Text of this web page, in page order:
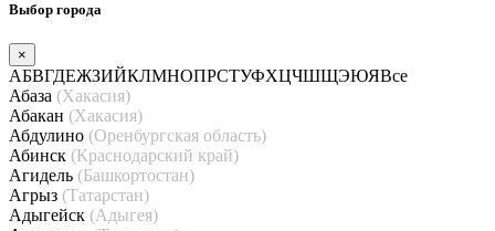
Выбор города
×
АБВГДЕЖЗИЙКЛМНОПРСТУФХЦЧШЩЭЮЯВсе
Абаза (Хакасия)
Абакан (Хакасия)
Абдулино (Оренбургская область)
Абинск (Краснодарский край)
Агидель (Башкортостан)
Агрыз (Татарстан)
Адыгейск (Адыгея)